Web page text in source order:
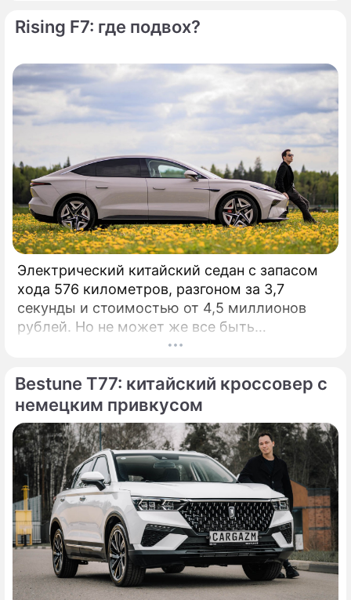
Rising F7: где подвох?
Электрический китайский седан с запасом
хода 576 километров, разгоном за 3,7
секунды и стоимостью от 4,5 миллионов
рублей. Но не может же все быть
идеальным, да? Давайте искать недостатки!
Bestune T77: китайский кроссовер с
немецким привкусом